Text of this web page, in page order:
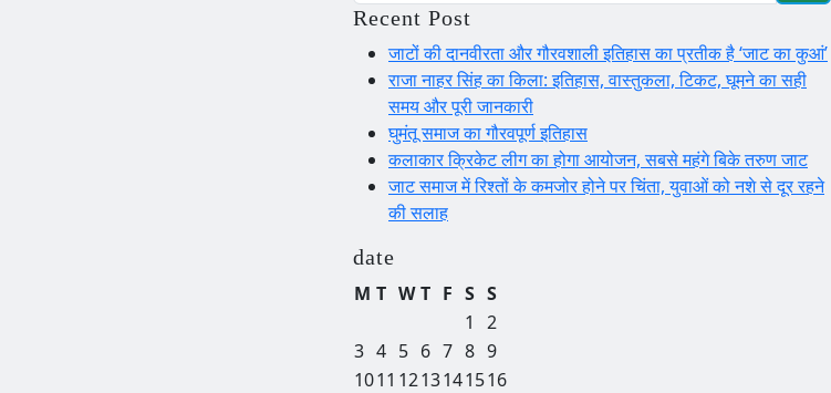
Recent Post
जाटों की दानवीरता और गौरवशाली इतिहास का प्रतीक है ‘जाट का कुआं’
राजा नाहर सिंह का किला: इतिहास, वास्तुकला, टिकट, घूमने का सही
समय और पूरी जानकारी
घुमंतू समाज का गौरवपूर्ण इतिहास
कलाकार क्रिकेट लीग का होगा आयोजन, सबसे महंगे बिके तरुण जाट
जाट समाज में रिश्तों के कमजोर होने पर चिंता, युवाओं को नशे से दूर रहने
की सलाह
date
M T W T F S S
1
2
3 4 5 6 7 8 9
1011 1213141516